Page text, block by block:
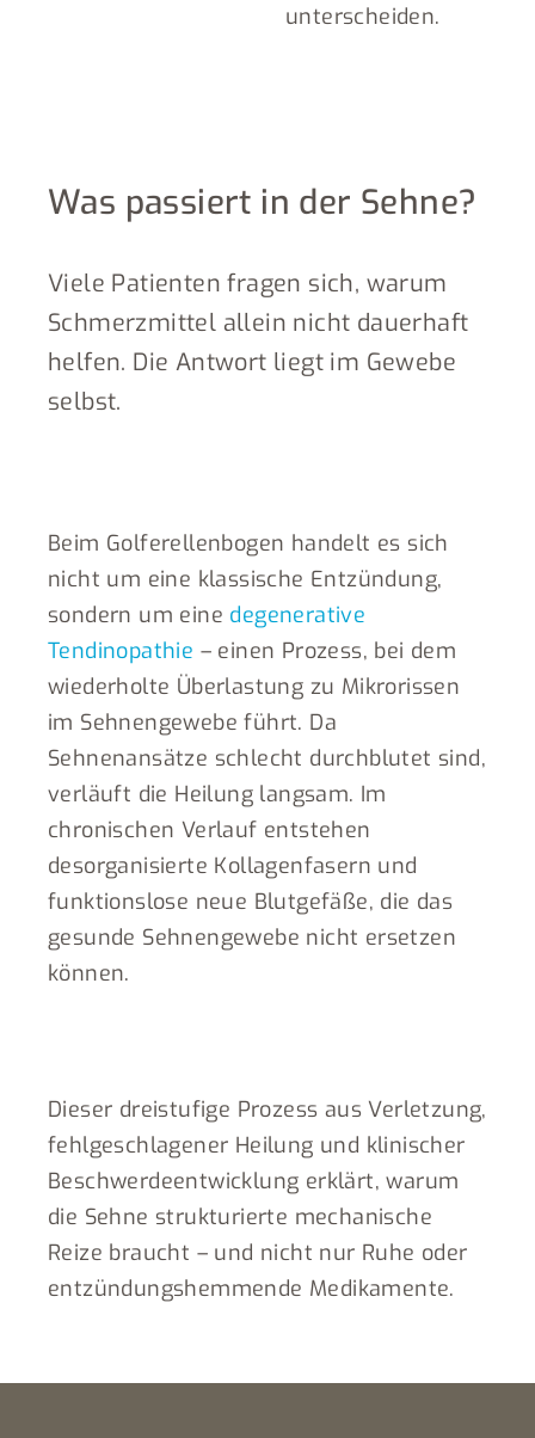
unterscheiden.
Was passiert in der Sehne?
Viele Patienten fragen sich, warum
Schmerzmittel allein nicht dauerhaft
helfen. Die Antwort liegt im Gewebe
selbst.
Beim Golferellenbogen handelt es sich
nicht um eine klassische Entzündung,
sondern um eine degenerative
Tendinopathie – einen Prozess, bei dem
wiederholte Überlastung zu Mikrorissen
im Sehnengewebe führt. Da
Sehnenansätze schlecht durchblutet sind,
verläuft die Heilung langsam. Im
chronischen Verlauf entstehen
desorganisierte Kollagenfasern und
funktionslose neue Blutgefäße, die das
gesunde Sehnengewebe nicht ersetzen
können.
Dieser dreistufige Prozess aus Verletzung,
fehlgeschlagener Heilung und klinischer
Beschwerdeentwicklung erklärt, warum
die Sehne strukturierte mechanische
Reize braucht – und nicht nur Ruhe oder
entzündungshemmende Medikamente.